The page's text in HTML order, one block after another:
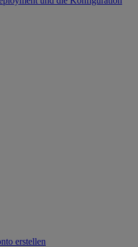
erstellen